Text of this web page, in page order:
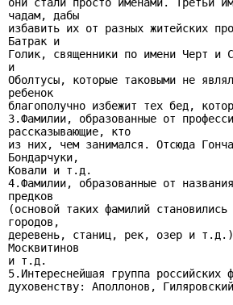
чадам, дабы
избавить их от разных житейских
Батрак и
Голик, священники по имени Черт и
и
Оболтусы, которые таковыми не
ребенок
благополучно избежит тех бед,
З.Фамилии, образованные от
рассказывающие, кто
из них, чем занимался. Отсюда
Бондарчуки,
Ковали и т.д.
4.Фамилии, образованные от
предков
(основой таких фамилий
городов,
деревень, станиц, рек, озер и
Москвитинов
и т.д.
5.Интереснейшая группа российских
духовенству: Аполлонов,